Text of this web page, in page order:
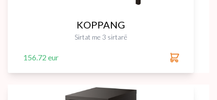
KOPPANG
Sirtat me 3 sirtarë
156.72 eur